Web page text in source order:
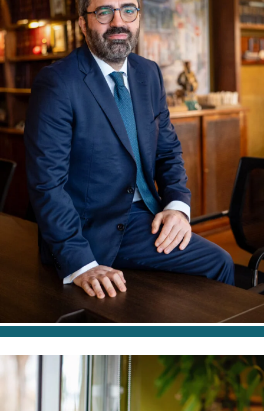
ABOGADO ASOCIADO SENIOR
Igor Orozco Román